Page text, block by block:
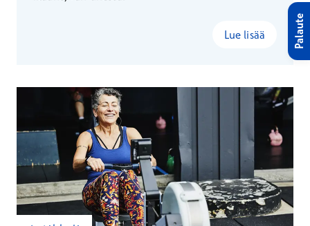
Lue lisää Palaute